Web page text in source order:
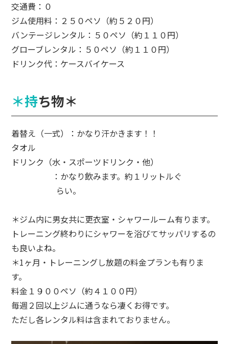
交通費：０
ジム使用料：２５０ペソ（約５２０円）
バンテージレンタル：５０ペソ（約１１０円）
グローブレンタル：５０ペソ（約１１０円）
ドリンク代：ケースバイケース
＊持ち物＊
着替え（一式）：かなり汗かきます！！
タオル
ドリンク（水・スポーツドリンク・他）
：かなり飲みます。約１リットルぐ
らい。
＊ジム内に男女共に更衣室・シャワールーム有ります。
トレーニング終わりにシャワーを浴びてサッパリするの
も良いよね。
＊1ヶ月・トレーニングし放題の料金プランも有りま
す。
料金１９００ペソ（約４１００円）
毎週２回以上ジムに通うなら凄くお得です。
ただし各レンタル料は含まれておりません。